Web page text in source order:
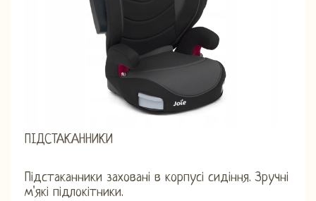
ПІДСТАКАННИКИ
Підстаканники заховані в корпусі сидіння. Зручні
м'які підлокітники.